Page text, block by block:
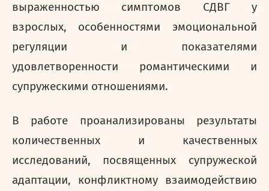
выраженностью симптомов СДВГ у
взрослых, особенностями эмоциональной
регуляции и показателями
удовлетворенности романтическими и
супружескими отношениями.
В работе проанализированы результаты
количественных и качественных
исследований, посвященных супружеской
адаптации, конфликтному взаимодействию